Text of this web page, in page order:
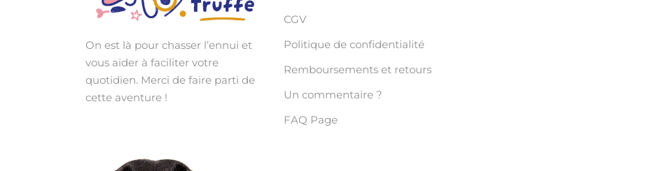
On est là pour chasser l’ennui et
vous aider à faciliter votre
quotidien. Merci de faire parti de
cette aventure !
CGV
Politique de confidentialité
Remboursements et retours
Un commentaire ?
FAQ Page